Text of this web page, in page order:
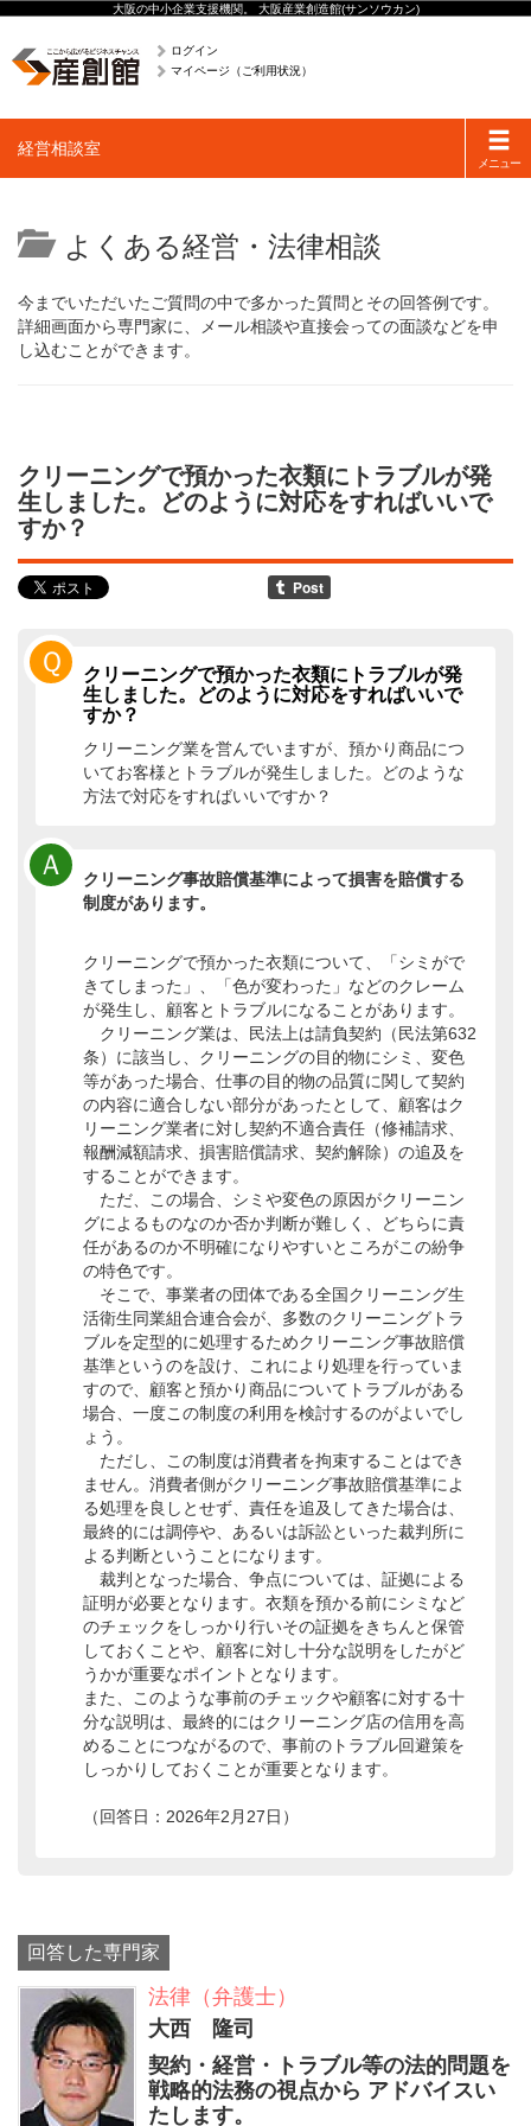
大阪の中小企業支援機関。 大阪産業創造館(サンソウカン)
ログイン
マイページ（ご利用状況）
Toggle
メニュー
経営相談室
よくある経営・法律相談
今までいただいたご質問の中で多かった質問とその回答例です。
詳細画面から専門家に、メール相談や直接会っての面談などを申
し込むことができます。
クリーニングで預かった衣類にトラブルが発
生しました。どのように対応をすればいいで
すか？
Ｑ
クリーニングで預かった衣類にトラブルが発
生しました。どのように対応をすればいいで
すか？
クリーニング業を営んでいますが、預かり商品につ
いてお客様とトラブルが発生しました。どのような
方法で対応をすればいいですか？
Ａ
クリーニング事故賠償基準によって損害を賠償する
制度があります。
クリーニングで預かった衣類について、「シミがで
きてしまった」、「色が変わった」などのクレーム
が発生し、顧客とトラブルになることがあります。
クリーニング業は、民法上は請負契約（民法第632
条）に該当し、クリーニングの目的物にシミ、変色
等があった場合、仕事の目的物の品質に関して契約
の内容に適合しない部分があったとして、顧客はク
リーニング業者に対し契約不適合責任（修補請求、
報酬減額請求、損害賠償請求、契約解除）の追及を
することができます。
ただ、この場合、シミや変色の原因がクリーニン
グによるものなのか否か判断が難しく、どちらに責
任があるのか不明確になりやすいところがこの紛争
の特色です。
そこで、事業者の団体である全国クリーニング生
活衛生同業組合連合会が、多数のクリーニングトラ
ブルを定型的に処理するためクリーニング事故賠償
基準というのを設け、これにより処理を行っていま
すので、顧客と預かり商品についてトラブルがある
場合、一度この制度の利用を検討するのがよいでし
ょう。
ただし、この制度は消費者を拘束することはでき
ません。消費者側がクリーニング事故賠償基準によ
る処理を良しとせず、責任を追及してきた場合は、
最終的には調停や、あるいは訴訟といった裁判所に
よる判断ということになります。
裁判となった場合、争点については、証拠による
証明が必要となります。衣類を預かる前にシミなど
のチェックをしっかり行いその証拠をきちんと保管
しておくことや、顧客に対し十分な説明をしたがど
うかが重要なポイントとなります。
また、このような事前のチェックや顧客に対する十
分な説明は、最終的にはクリーニング店の信用を高
めることにつながるので、事前のトラブル回避策を
しっかりしておくことが重要となります。
（回答日：2026年2月27日）
回答した専門家
法律（弁護士）
大西 隆司
契約・経営・トラブル等の法的問題を
戦略的法務の視点から アドバイスい
たします。